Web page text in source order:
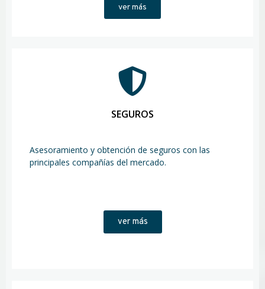
ver más
SEGUROS
Asesoramiento y obtención de seguros con las
principales compañías del mercado.
ver más